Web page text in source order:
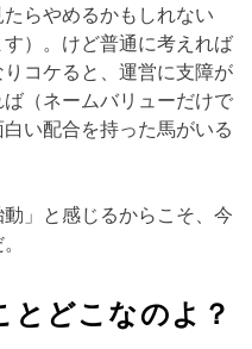
らやめるかもしれない
す）。けど普通に考えれば
コケると、運営に支障が
（ネームバリューだけで
い配合を持った馬がいる
」と感じるからこそ、今
とどこなのよ？